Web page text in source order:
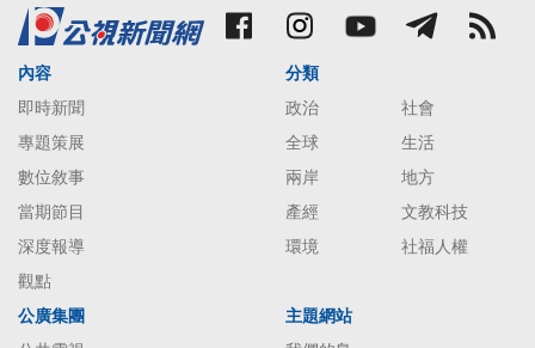
內容
即時新聞
專題策展
數位敘事
當期節目
深度報導
觀點
分類
政治
社會
全球
生活
兩岸
地方
產經
文教科技
環境
社福人權
公廣集團
主題網站